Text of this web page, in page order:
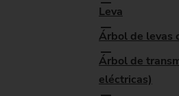
Leva
Árbol de levas
Árbol de
eléctricas)